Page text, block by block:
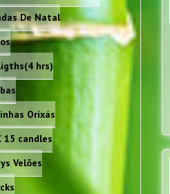
De Natal
hrs)
Orixás
15 candles
Velões